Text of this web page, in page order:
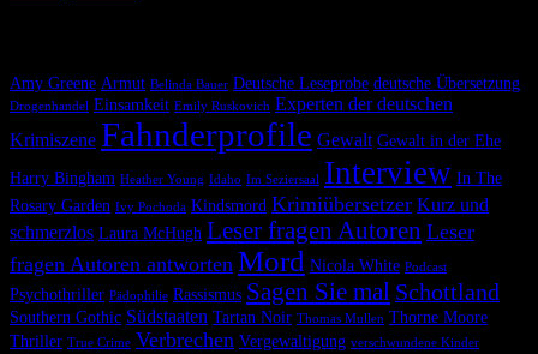
Amy Greene Armut Belinda Bauer Deutsche Leseprobe deutsche Übersetzung
Drogenhandel Einsamkeit Emily Ruskovich Experten der deutschen
Krimiszene Fahnderprofile Gewalt Gewalt in der Ehe
Harry Bingham Heather Young Idaho Im Seziersaal Interview In The
Rosary Garden Ivy Pochoda Kindsmord Krimiübersetzer Kurz und
schmerzlos Laura McHugh Leser fragen Autoren Leser
fragen Autoren antworten Mord Nicola White Podcast
Psychothriller Pädophilie Rassismus Sagen Sie mal Schottland
Southern Gothic Südstaaten Tartan Noir Thomas Mullen Thorne Moore
Thriller True Crime Verbrechen Vergewaltigung verschwundene Kinder